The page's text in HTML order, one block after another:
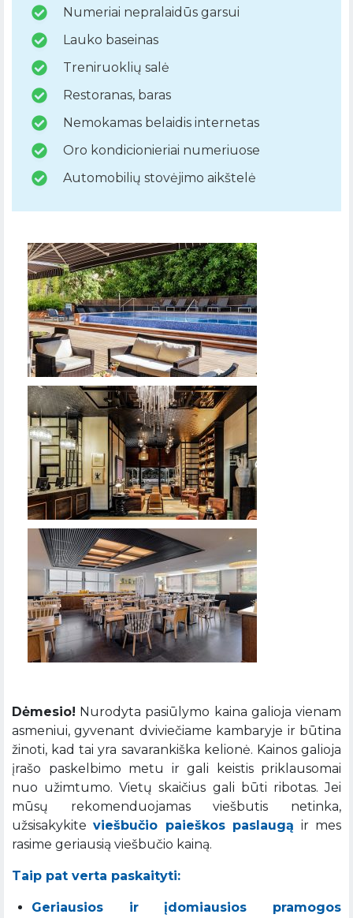
Numeriai nepralaidūs garsui
Lauko baseinas
Treniruoklių salė
Restoranas, baras
Nemokamas belaidis internetas
Oro kondicionieriai numeriuose
Automobilių stovėjimo aikštelė
Dėmesio! Nurodyta pasiūlymo kaina galioja vienam
asmeniui, gyvenant dviviečiame kambaryje ir būtina
žinoti, kad tai yra savarankiška kelionė. Kainos galioja
įrašo paskelbimo metu ir gali keistis priklausomai
nuo užimtumo. Vietų skaičius gali būti ribotas. Jei
mūsų rekomenduojamas viešbutis netinka,
užsisakykiteviešbučio paieškos paslaugą ir mes
rasime geriausią viešbučio kainą.
Taip pat verta paskaityti:
Geriausios ir įdomiausios pramogos